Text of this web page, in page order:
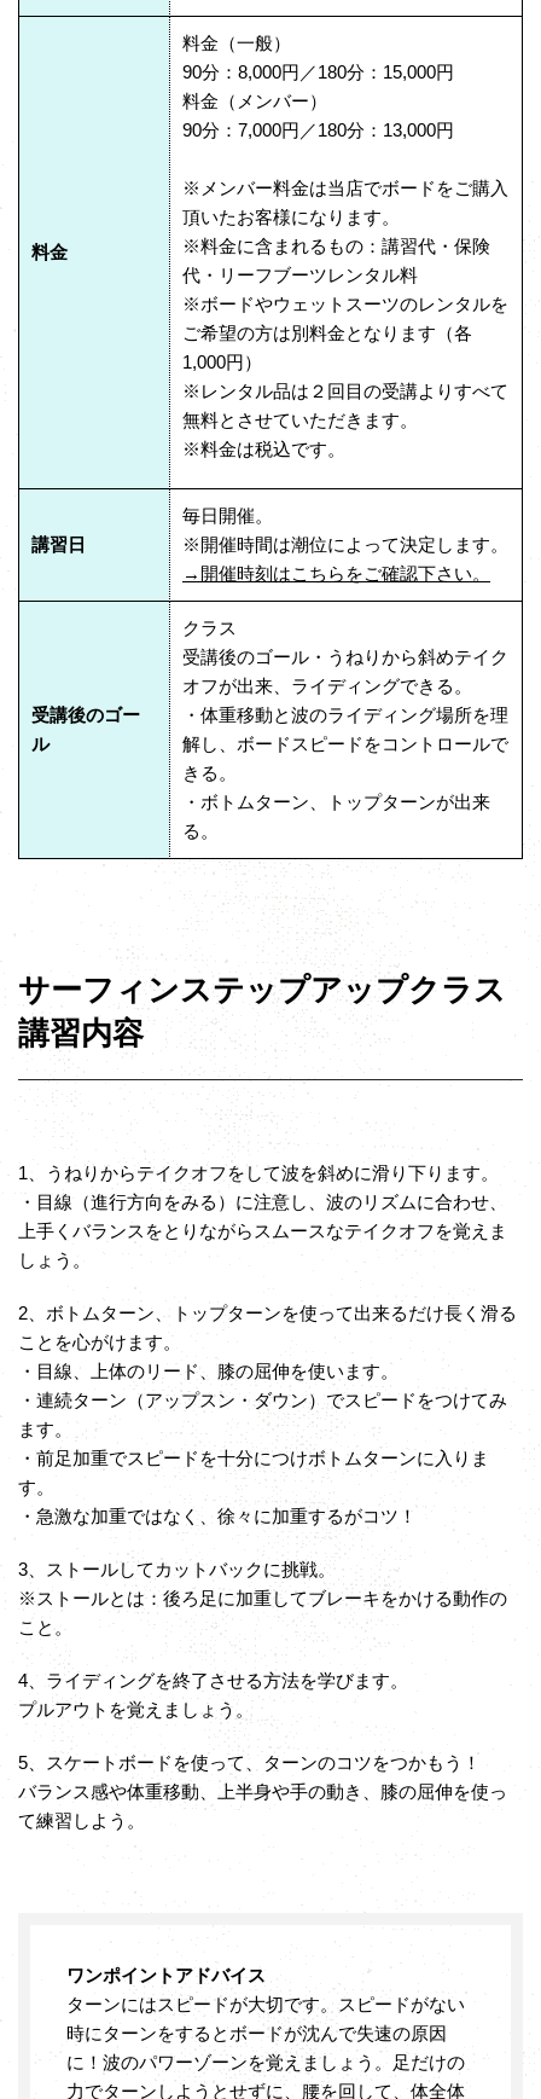
料金
料金（一般）
90分：8,000円／180分：15,000円
料金（メンバー）
90分：7,000円／180分：13,000円
※メンバー料金は当店でボードをご購入
頂いたお客様になります。
※料金に含まれるもの：講習代・保険
代・リーフブーツレンタル料
※ボードやウェットスーツのレンタルを
ご希望の方は別料金となります（各
1,000円）
※レンタル品は２回目の受講よりすべて
無料とさせていただきます。
※料金は税込です。
講習日
毎日開催。
※開催時間は潮位によって決定します。
→開催時刻はこちらをご確認下さい。
受講後のゴー
ル
クラス
受講後のゴール・うねりから斜めテイク
オフが出来、ライディングできる。
・体重移動と波のライディング場所を理
解し、ボードスピードをコントロールで
きる。
・ボトムターン、トップターンが出来
る。
サーフィンステップアップクラス
講習内容
1、うねりからテイクオフをして波を斜めに滑り下ります。
・目線（進行方向をみる）に注意し、波のリズムに合わせ、
上手くバランスをとりながらスムースなテイクオフを覚えま
しょう。
2、ボトムターン、トップターンを使って出来るだけ長く滑る
ことを心がけます。
・目線、上体のリード、膝の屈伸を使います。
・連続ターン（アップスン・ダウン）でスピードをつけてみ
ます。
・前足加重でスピードを十分につけボトムターンに入りま
す。
・急激な加重ではなく、徐々に加重するがコツ！
3、ストールしてカットバックに挑戦。
※ストールとは：後ろ足に加重してブレーキをかける動作の
こと。
4、ライディングを終了させる方法を学びます。
プルアウトを覚えましょう。
5、スケートボードを使って、ターンのコツをつかもう！
バランス感や体重移動、上半身や手の動き、膝の屈伸を使っ
て練習しよう。
ワンポイントアドバイス
ターンにはスピードが大切です。スピードがない
時にターンをするとボードが沈んで失速の原因
に！波のパワーゾーンを覚えましょう。足だけの
力でターンしようとせずに、腰を回して、体全体